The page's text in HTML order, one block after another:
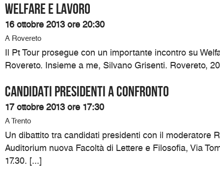
Welfare e lavoro
16 ottobre 2013 ore 20:30
A Rovereto
Il Pt Tour prosegue con un importante incontro su
Rovereto. Insieme a me, Silvano Grisenti. Rovereto,
Candidati presidenti a confronto
17 ottobre 2013 ore 17:30
A Trento
Un dibattito tra candidati presidenti con il moderatore
Auditorium nuova Facoltà di Lettere e Filosofia, Via
17.30. [...]